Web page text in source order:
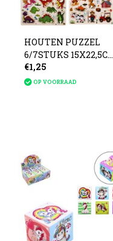
HOUTEN PUZZEL
6/7STUKS 15X22,5CM
4ASS
€1,25
OP VOORRAAD